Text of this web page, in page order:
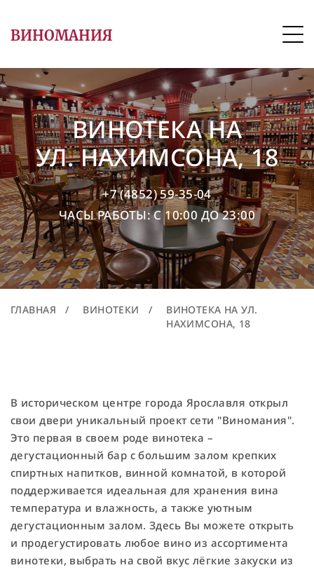
ВИНОМАНИЯ
ВИНОТЕКА НА
УЛ. НАХИМСОНА, 18
+7 (4852) 59-35-04
ЧАСЫ РАБОТЫ: С 10:00 ДО 23:00
ГЛАВНАЯ / ВИНОТЕКИ /
ВИНОТЕКА НА УЛ.
НАХИМСОНА, 18
В историческом центре города Ярославля открыл
свои двери уникальный проект сети "Виномания".
Это первая в своем роде винотека –
дегустационный бар с большим залом крепких
спиртных напитков, винной комнатой, в которой
поддерживается идеальная для хранения вина
температура и влажность, а также уютным
дегустационным залом. Здесь Вы можете открыть
и продегустировать любое вино из ассортимента
винотеки, выбрать на свой вкус лёгкие закуски из